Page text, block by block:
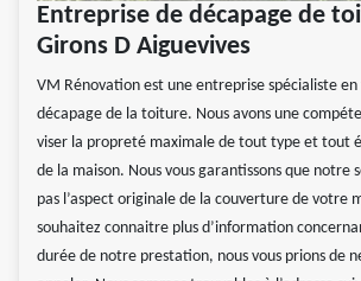
Entreprise de décapage de
Girons D Aiguevives
VM Rénovation est une entreprise spécialiste
décapage de la toiture. Nous avons une
viser la propreté maximale de tout type et tout
de la maison. Nous vous garantissons que notre
pas l’aspect originale de la couverture de votre
souhaitez connaitre plus d’information
durée de notre prestation, nous vous prions de